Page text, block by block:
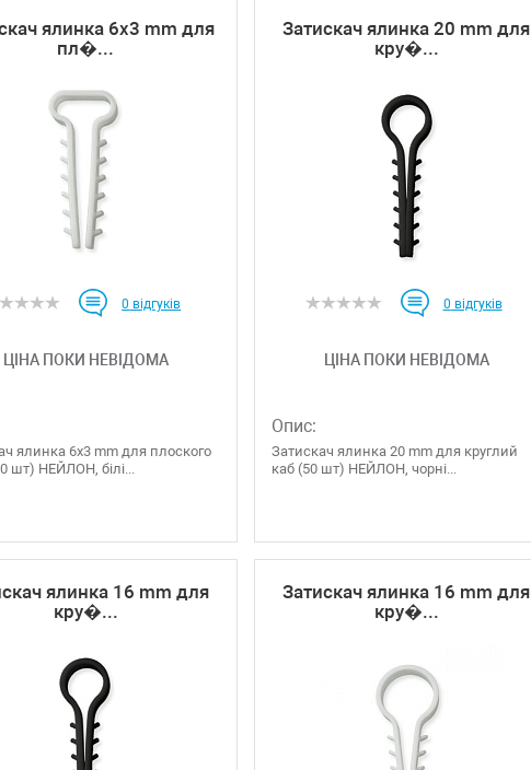
ялинка 6х3 mm для
пл�...
0 відгуків
ЦІНА ПОКИ НЕВІДОМА
ялинка 6х3 mm для плоского
шт) НЕЙЛОН, білі...
Затискач ялинка 20 mm для
кру�...
0 відгуків
ЦІНА ПОКИ НЕВІДОМА
Опис:
Затискач ялинка 20 mm для круглий
каб (50 шт) НЕЙЛОН, чорні...
ялинка 16 mm для
кру�...
Затискач ялинка 16 mm для
кру�...